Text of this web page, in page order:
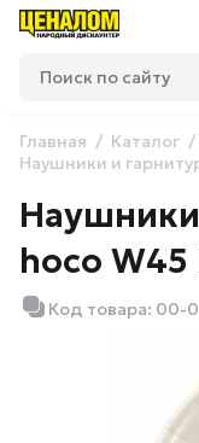
Главная Каталог
Наушники и
hoco
Код товара: 00-